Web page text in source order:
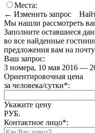
Места:
← Изменить запрос
Мы нашли рассмотреть
Заполните оставшиеся
во все найденные
предложения вам на
Ваш запрос:
3 номера, 10 мая 2016 —
Ориентировочная цена
за человека/сутки*:
Укажите цену
РУБ.
Контактное лицо*: